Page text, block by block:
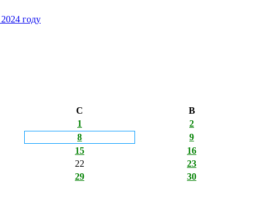
году
С
В
1
2
8
9
15
16
22
23
29
30